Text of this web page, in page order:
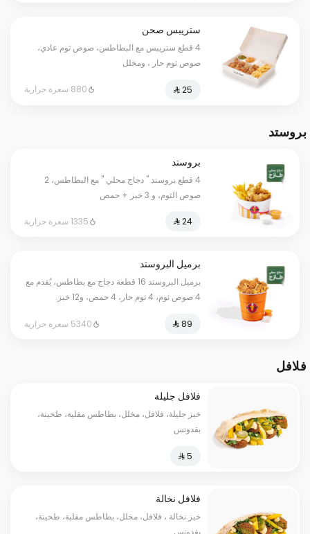
ستريبس صحن
4 قطع ستريبس مع البطاطس، صوص ثوم عادي،
صوص ثوم حار ، ومخلل
880 سعرة حرارية
بروستد
بروستد
4 قطع بروستد " دجاج محلي " مع البطاطس، 2
صوص الثوم، و 3 خبز + حمص
⁨⁦‪‬ 24⁩ 1335 سعرة حرارية
برميل البروستد
برميل البروستد 16 قطعة دجاج مع بطاطس، يُقدم مع
4 صوص ثوم، 4 ثوم حار، 4 حمص، و12 خبز.
5340 سعرة حرارية
فلافل
فلافل جليلة
خبز جليلة، فلافل، مخلل، بطاطس مقلية، طحينة،
بقدونس
فلافل نخالة
خبز نخالة ، فلافل، مخلل، بطاطس مقلية، طحينة،
بقدونس